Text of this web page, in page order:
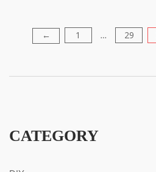
← 1 … 29
CATEGORY